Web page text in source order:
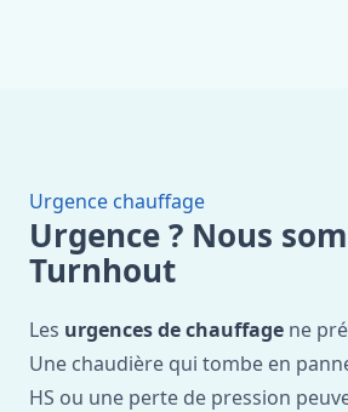
Urgence chauffage
Urgence ? Nous
Turnhout
Les urgences de chauffage ne
Une chaudière qui tombe en
HS ou une perte de pression